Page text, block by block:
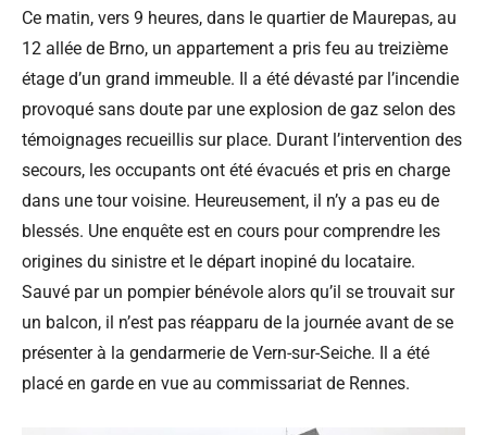
Ce matin, vers 9 heures, dans le quartier de Maurepas, au
12 allée de Brno, un appartement a pris feu au treizième
étage d’un grand immeuble. Il a été dévasté par l’incendie
provoqué sans doute par une explosion de gaz selon des
témoignages recueillis sur place. Durant l’intervention des
secours, les occupants ont été évacués et pris en charge
dans une tour voisine. Heureusement, il n’y a pas eu de
blessés. Une enquête est en cours pour comprendre les
origines du sinistre et le départ inopiné du locataire.
Sauvé par un pompier bénévole alors qu’il se trouvait sur
un balcon, il n’est pas réapparu de la journée avant de se
présenter à la gendarmerie de Vern-sur-Seiche. Il a été
placé en garde en vue au commissariat de Rennes.